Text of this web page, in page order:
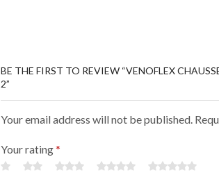
BE THE FIRST TO REVIEW “VENOFLEX
2”
Your email address will not be published.
Your rating*